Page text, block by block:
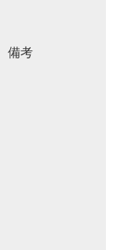
備考